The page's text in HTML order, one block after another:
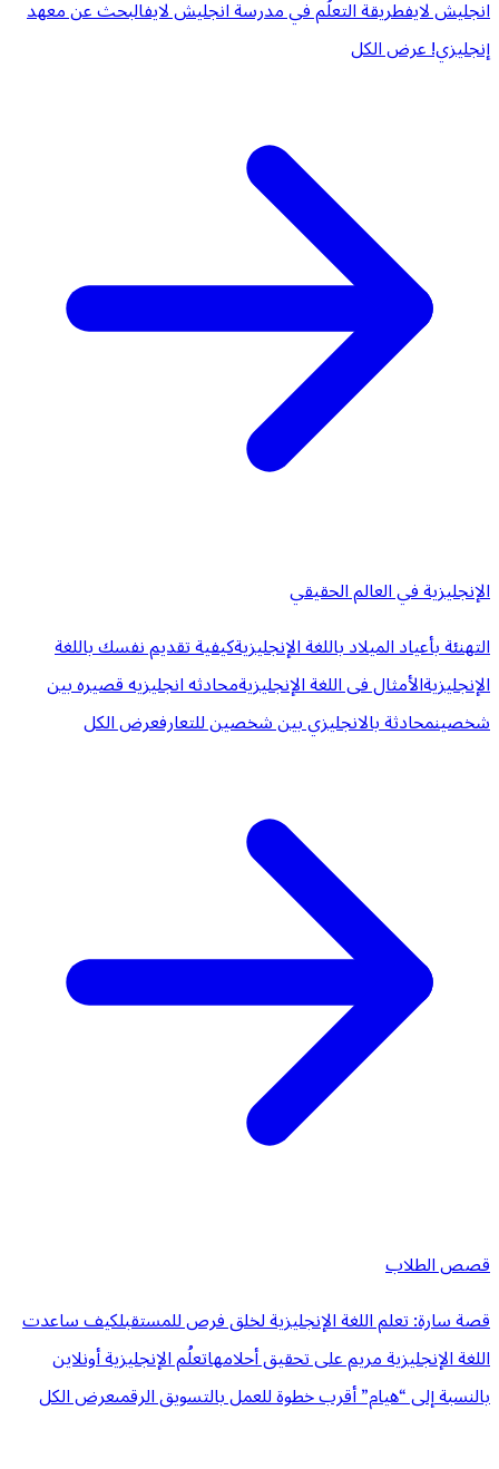
انجليش لايفطريقة التعلُم في مدرسة انجليش لايفالبحث عن معهد
إنجليزي! عرض الكل
الإنجليزية في العالم الحقيقي
التهنئة بأعياد الميلاد باللغة الإنجليزيةكيفية تقديم نفسك باللغة
الإنجليزيةالأمثال فى اللغة الإنجليزيةمحادثه انجليزيه قصيره بين
شخصينمحادثة بالانجليزي بين شخصين للتعارفعرض الكل
قصص الطلاب
قصة سارة: تعلم اللغة الإنجليزية لخلق فرص للمستقبلكيف ساعدت
اللغة الإنجليزية مريم على تحقيق أحلامهاتعلُم الإنجليزية أونلاين
بالنسبة إلى “هيام” أقرب خطوة للعمل بالتسويق الرقمىعرض الكل